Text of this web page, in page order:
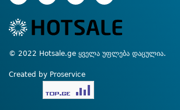
© 2022 Hotsale.ge ყველა უფლება დაცულია.
Created by Proservice